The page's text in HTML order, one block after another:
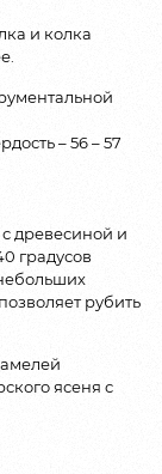
и колка
– 56 – 57
с древесиной и
градусов
рубить
ясеня с